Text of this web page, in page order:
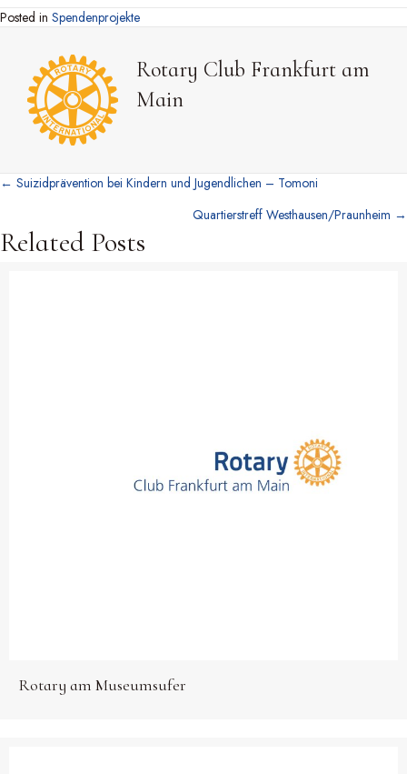
Posted in Spendenprojekte
Rotary Club Frankfurt am
Main
Posts
navigation
← Suizidprävention bei Kindern und Jugendlichen – Tomoni
Quartierstreff Westhausen/Praunheim →
Related Posts
Rotary am Museumsufer